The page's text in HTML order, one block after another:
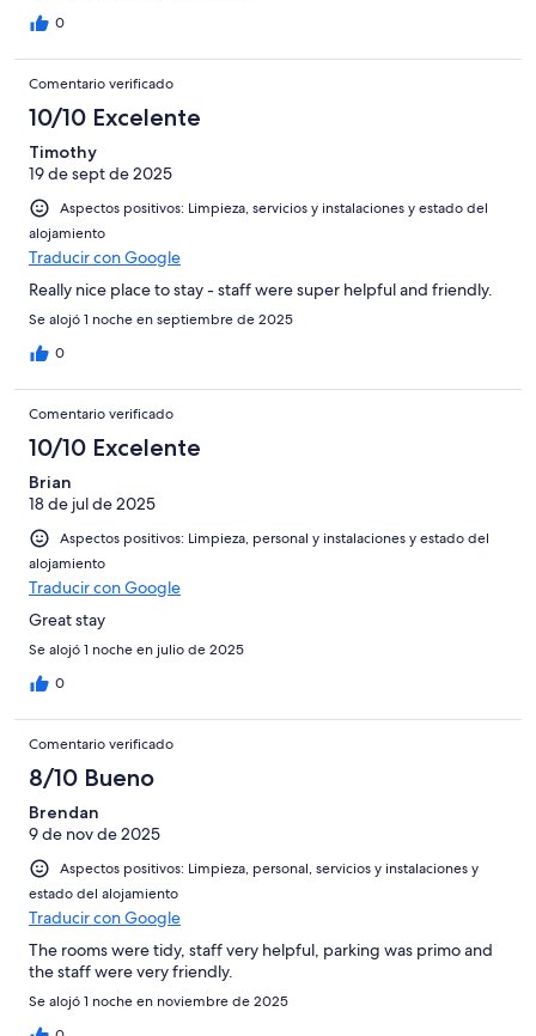
0
Comentario verificado
10/10 Excelente
Timothy
19 de sept de 2025
Aspectos positivos: Limpieza, servicios y instalaciones y estado del
alojamiento
Traducir con Google
Really nice place to stay - staff were super helpful and friendly.
Se alojó 1 noche en septiembre de 2025
0
Comentario verificado
10/10 Excelente
Brian
18 de jul de 2025
Aspectos positivos: Limpieza, personal y instalaciones y estado del
alojamiento
Traducir con Google
Great stay
Se alojó 1 noche en julio de 2025
0
Comentario verificado
8/10 Bueno
Brendan
9 de nov de 2025
Aspectos positivos: Limpieza, personal, servicios y instalaciones y
estado del alojamiento
Traducir con Google
The rooms were tidy, staff very helpful, parking was primo and
the staff were very friendly.
Se alojó 1 noche en noviembre de 2025